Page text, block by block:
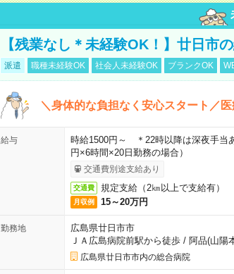
【残業なし＊未経験OK！】廿日市
派遣 職種未経験OK 社会人未経験OK ブランクOK
＼身体的な負担なく安心スタート／
給与
時給1500円～ ＊22時以降は深夜手当
円×6時間×20日勤務の場合）
交通費別途支給あり
交通費 規定支給（2㎞以上で支給有）
月収例 15～20万円
勤務地
広島県廿日市市
ＪＡ広島病院前駅から徒歩/ 阿品(山陽
広島県廿日市市内の総合病院